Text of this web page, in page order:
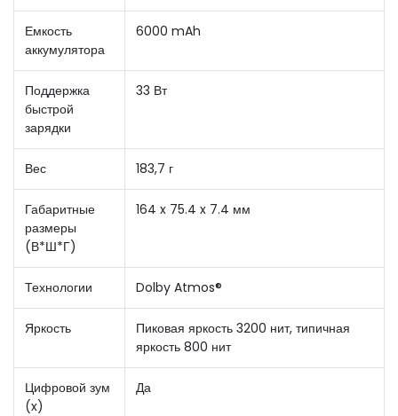
Емкость
аккумулятора
6000 mAh
Поддержка
быстрой
зарядки
33 Вт
Вес 183,7 г
Габаритные
размеры
(В*Ш*Г)
164 x 75.4 x 7.4 мм
Технологии Dolby Atmos®
Яркость
Пиковая яркость 3200 нит, типичная
яркость 800 нит
Цифровой зум
(x)
Да